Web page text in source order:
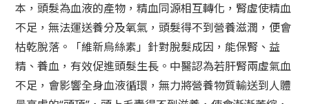
本，頭髮為血液的產物，精血同源相互轉化，腎虛使精血
不足，無法運送養分及氧氣，頭髮得不到營養滋潤，便會
枯乾脫落。「維新烏絲素」針對脫髮成因，能保腎、益
精、養血，有效促進頭髮生長。中醫認為若肝腎兩虛氣血
不足，會影響全身血液循環，無力將營養物質輸送到人體